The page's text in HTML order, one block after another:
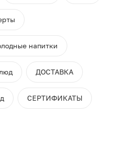
напитки
ДОСТАВКА
СЕРТИФИКАТЫ